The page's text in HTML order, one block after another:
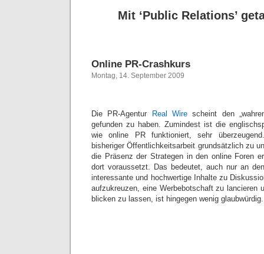
Mit ‘Public Relations’
Online PR-Crashkurs
Montag, 14. September 2009
Die PR-Agentur Real Wirescheint den
gefunden zu haben. Zumindest ist die
wie online PR funktioniert, sehr
bisheriger Öffentlichkeitsarbeit grundsätzlich zu
die Präsenz der Strategen in den online Foren
dort voraussetzt. Das bedeutet, auch nur an
interessante und hochwertige Inhalte zu
aufzukreuzen, eine Werbebotschaft zu lancieren
blicken zu lassen, ist hingegen wenig glaubwürdig.